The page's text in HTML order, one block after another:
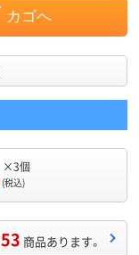
カゴへ
×3個
(税込)
53 商品あります。